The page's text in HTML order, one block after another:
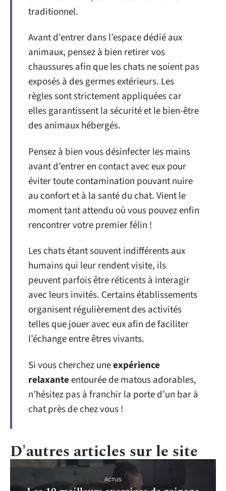
traditionnel.
Avant d’entrer dans l’espace dédié aux
animaux, pensez à bien retirer vos
chaussures afin que les chats ne soient pas
exposés à des germes extérieurs. Les
règles sont strictement appliquées car
elles garantissent la sécurité et le bien-être
des animaux hébergés.
Pensez à bien vous désinfecter les mains
avant d’entrer en contact avec eux pour
éviter toute contamination pouvant nuire
au confort et à la santé du chat. Vient le
moment tant attendu où vous pouvez enfin
rencontrer votre premier félin !
Les chats étant souvent indifférents aux
humains qui leur rendent visite, ils
peuvent parfois être réticents à interagir
avec leurs invités. Certains établissements
organisent régulièrement des activités
telles que jouer avec eux afin de faciliter
l’échange entre êtres vivants.
Si vous cherchez uneexpérience
relaxanteentourée de matous adorables,
n’hésitez pas à franchir la porte d’un bar à
chat près de chez vous !
D'autres articles sur le site
ACTUS